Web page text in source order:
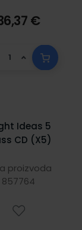
€
Ideas 5
CD (X5)
proizvoda
857764